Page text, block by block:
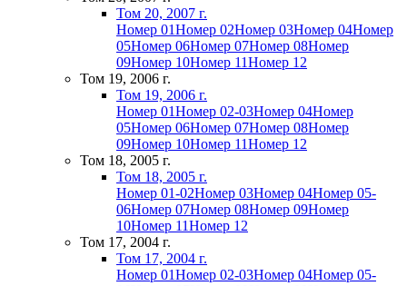
Том 20, 2007 г.
Номер 01Номер 02Номер 03Номер 04Номер
05Номер 06Номер 07Номер 08Номер
09Номер 10Номер 11Номер 12
Том 19, 2006 г.
Том 19, 2006 г.
Номер 01Номер 02-03Номер 04Номер
05Номер 06Номер 07Номер 08Номер
09Номер 10Номер 11Номер 12
Том 18, 2005 г.
Том 18, 2005 г.
Номер 01-02Номер 03Номер 04Номер 05-
06Номер 07Номер 08Номер 09Номер
10Номер 11Номер 12
Том 17, 2004 г.
Том 17, 2004 г.
Номер 01Номер 02-03Номер 04Номер 05-